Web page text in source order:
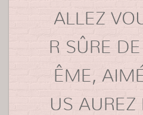
ALLEZ
R SÛRE
ÊME,
US AUREZ